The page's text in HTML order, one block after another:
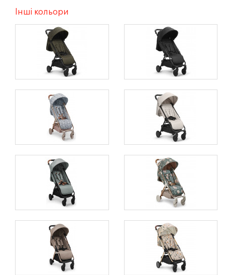
Інші кольори